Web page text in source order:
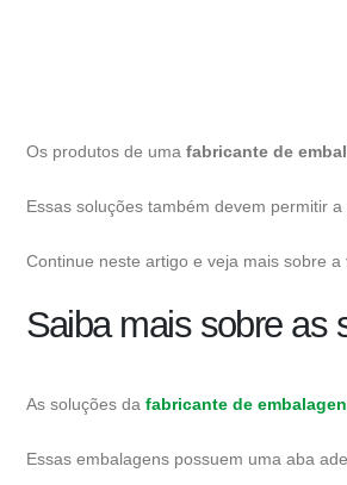
Os produtos de uma fabricante de
Essas soluções também devem permitir
Continue neste artigo e veja mais sobre a
Saiba mais sobre as
As soluções da fabricante de
Essas embalagens possuem uma aba